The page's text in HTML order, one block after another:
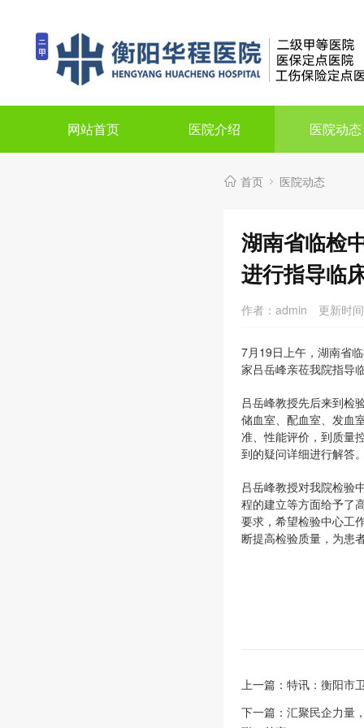
网站首页 医院介绍 医院动态
首页 医院动态
湖南省临检
进行指导临
作者：admin 更新时
7月19日上午，湖南省
家吕岳峰亲莅我院指导
吕岳峰教授先后来到检
储血室、配血室、发血
准、性能评价，到质量
到的疑问详细进行解答
吕岳峰教授对我院检验
程的建立等方面给予了
要求，希望检验中心工
断提高检验质量，为患
上一篇： 特讯：衡阳市
下一篇： 汇聚民企力量